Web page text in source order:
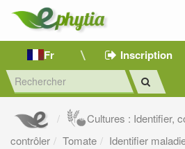
Fr Inscription
Cultures : Identifier,
contrôler
Tomate
Identifier